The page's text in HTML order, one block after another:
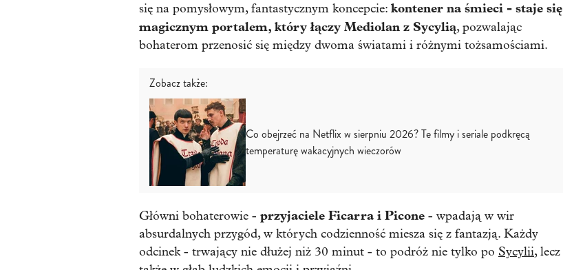
się na pomysłowym, fantastycznym koncepcie: kontener na śmieci - staje się
magicznym portalem, który łączy Mediolan z Sycylią, pozwalając
bohaterom przenosić się między dwoma światami i różnymi tożsamościami.
Zobacz także:
Co obejrzeć na Netflix w sierpniu 2026? Te filmy i seriale podkręcą
temperaturę wakacyjnych wieczorów
Główni bohaterowie - przyjaciele Ficarra i Picone - wpadają w wir
absurdalnych przygód, w których codzienność miesza się z fantazją. Każdy
odcinek - trwający nie dłużej niż 30 minut - to podróż nie tylko po Sycylii, lecz